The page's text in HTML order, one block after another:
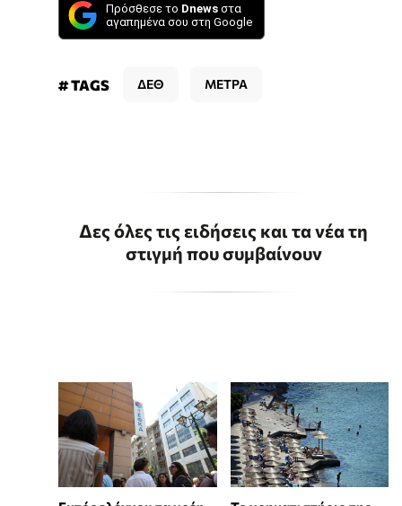
Πρόσθεσε το Dnews στα
αγαπημένα σου στη Google
# TAGS ΔΕΘ ΜΕΤΡΑ
Δες όλες τις ειδήσεις και τα νέα τη
στιγμή που συμβαίνουν